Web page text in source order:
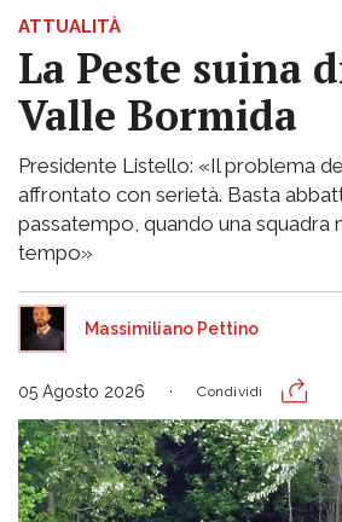
ATTUALITÀ
La Peste suina
Valle Bormida
Presidente Listello: «Il problema
affrontato con serietà. Basta
passatempo, quando una squadra
tempo»
Massimiliano Pettino
05 Agosto 2026 Condividi